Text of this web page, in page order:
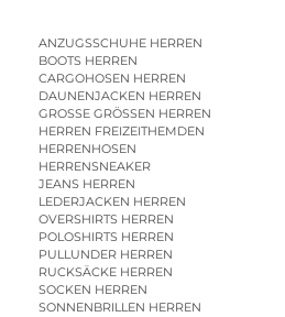
ANZUGSSCHUHE HERREN
BOOTS HERREN
CARGOHOSEN HERREN
DAUNENJACKEN HERREN
GROSSE GRÖSSEN HERREN
HERREN FREIZEITHEMDEN
HERRENHOSEN
HERRENSNEAKER
JEANS HERREN
LEDERJACKEN HERREN
OVERSHIRTS HERREN
POLOSHIRTS HERREN
PULLUNDER HERREN
RUCKSÄCKE HERREN
SOCKEN HERREN
SONNENBRILLEN HERREN